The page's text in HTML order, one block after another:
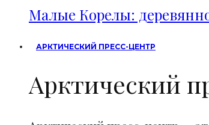
Малые Корелы:
АРКТИЧЕСКИЙ ПРЕСС-ЦЕНТР
Арктический